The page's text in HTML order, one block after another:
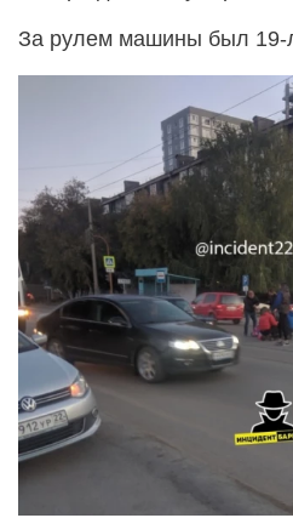
За рулем машины был 19-